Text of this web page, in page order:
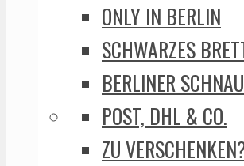
ONLY IN BERLIN
SCHWARZES
BERLINER
POST, DHL & CO.
ZU